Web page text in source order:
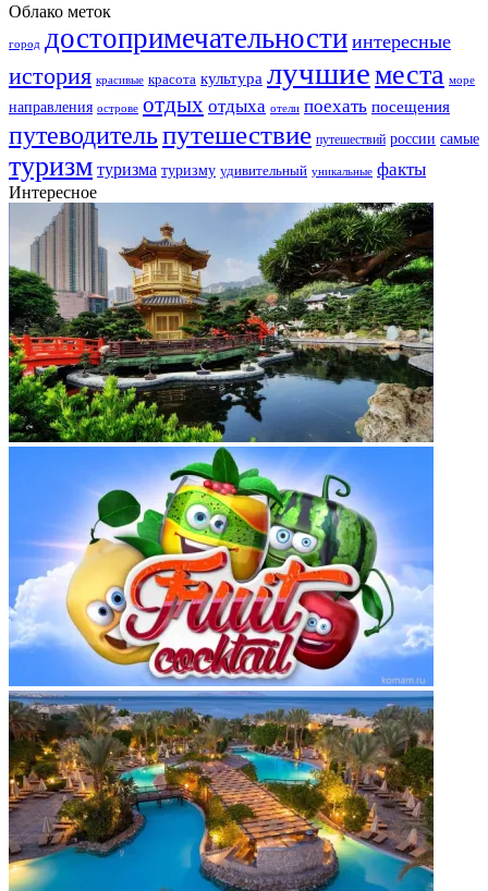
Облако меток
город достопримечательности интересные
история красивые красота культура лучшиеместа море
направления острове отдых отдыха отели поехать посещения
путеводительпутешествие путешествий россии самые
туризм туризма туризму удивительный уникальные факты
Интересное